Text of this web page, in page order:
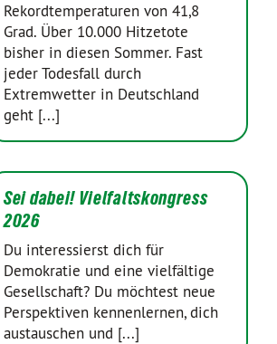
Rekordtemperaturen von 41,8
Grad. Über 10.000 Hitzetote
bisher in diesen Sommer. Fast
jeder Todesfall durch
Extremwetter in Deutschland
geht [...]
Sei dabei! Vielfaltskongress
2026
Du interessierst dich für
Demokratie und eine vielfältige
Gesellschaft? Du möchtest neue
Perspektiven kennenlernen, dich
austauschen und [...]